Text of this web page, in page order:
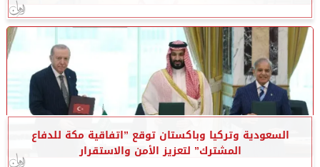
السعودية وتركيا وباكستان توقع ”اتفاقية مكة للدفاع
المشترك” لتعزيز الأمن والاستقرار